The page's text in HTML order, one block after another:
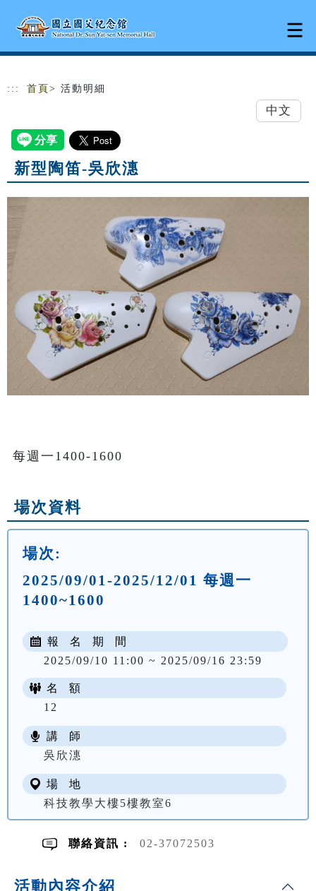
::: 首頁 > 活動明細
中文
新型陶笛-吳欣潓
場次資料
場次:
2025/09/01-2025/12/01 每週一
1400~1600
報 名 期 間
2025/09/10 11:00 ~ 2025/09/16 23:59
名 額
12
講 師
吳欣潓
場 地
科技教學大樓5樓教室6
聯絡資訊 : 02-37072503
活動內容介紹